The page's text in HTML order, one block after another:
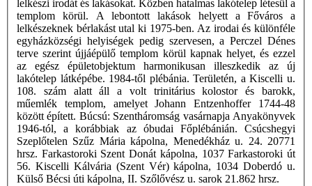
lelkészi irodát és lakásokat. Közben hatalmas lakótelep létesül a
templom körül. A lebontott lakások helyett a Főváros a
lelkészeknek bérlakást utal ki 1975-ben. Az irodai és különféle
egyházközségi helyiségek pedig szervesen, a Perczel Dénes
terve szerint újjáépülő templom körül kapnak helyet, és ezzel
az egész épületobjektum harmonikusan illeszkedik az új
lakótelep látképébe. 1984-től plébánia. Területén, a Kiscelli u.
108. szám alatt áll a volt trinitárius kolostor és barokk,
műemlék templom, amelyet Johann Entzenhoffer 1744-48
között épített. Búcsú: Szentháromság vasárnapja Anyakönyvek
1946-tól, a korábbiak az óbudai Főplébánián. Csúcshegyi
Szeplőtelen Szűz Mária kápolna, Menedékház u. 24. 20771
hrsz. Farkastoroki Szent Donát kápolna, 1037 Farkastoroki út
56. Kiscelli Kálvária (Szent Vér) kápolna, 1034 Doberdó u.
Külső Bécsi úti kápolna, II. Szőlővész u. sarok 21.862 hrsz.